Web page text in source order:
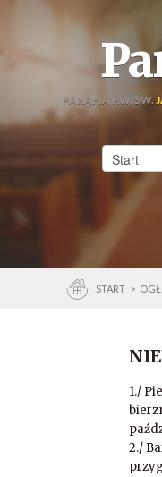
PARAFIA P.W. ŚW.
START >
1./
2./